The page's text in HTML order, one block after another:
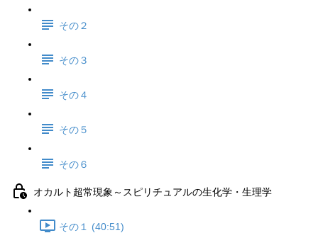
その２
その３
その４
その５
その６
オカルト超常現象～スピリチュアルの生化学・生理学
その１ (40:51)